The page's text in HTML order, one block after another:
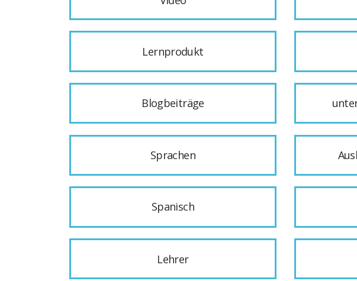
Lernprodukt
Blogbeiträge
Sprachen
Spanisch
Lehrer